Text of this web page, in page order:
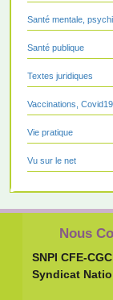
Santé mentale,
Santé publique
Textes juridiques
Vaccinations,
Vie pratique
Vu sur le net
Nous
SNPI CFE-CGC
Syndicat